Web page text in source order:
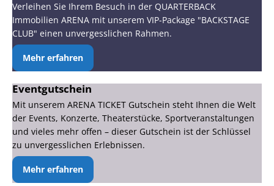
Verleihen Sie Ihrem Besuch in der QUARTERBACK
Immobilien ARENA mit unserem VIP-Package "BACKSTAGE
CLUB" einen unvergesslichen Rahmen.
Mehr erfahren
Eventgutschein
Mit unserem ARENA TICKET Gutschein steht Ihnen die Welt
der Events, Konzerte, Theaterstücke, Sportveranstaltungen
und vieles mehr offen – dieser Gutschein ist der Schlüssel
zu unvergesslichen Erlebnissen.
Mehr erfahren